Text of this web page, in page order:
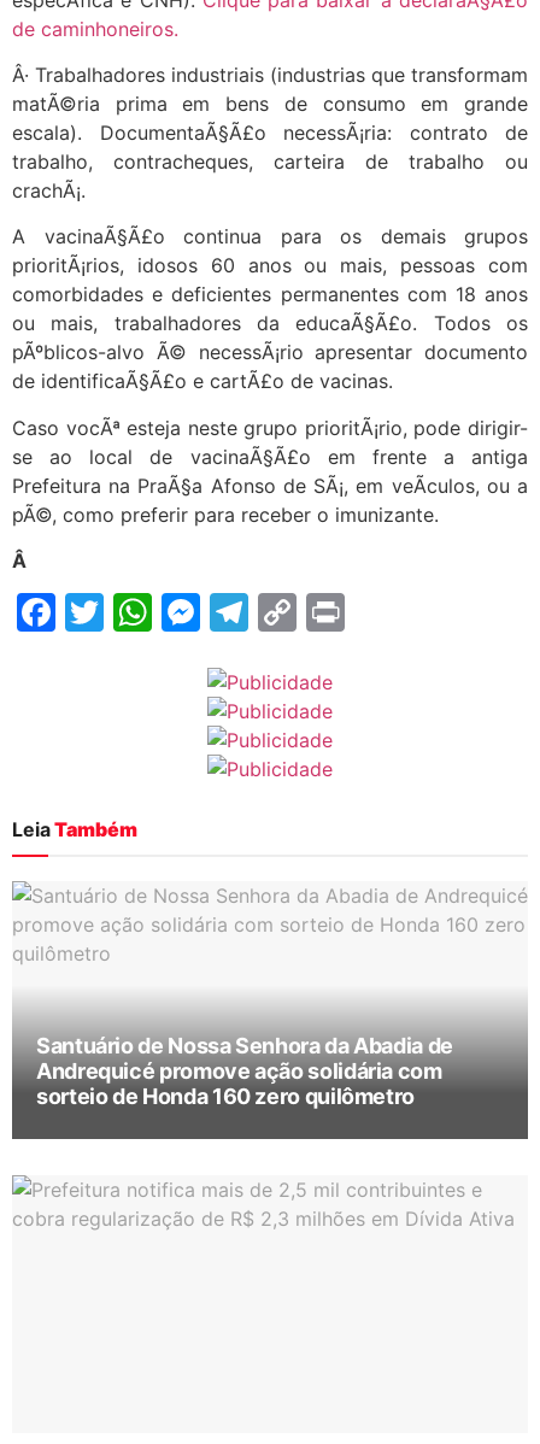
de caminhoneiros.
Â· Trabalhadores industriais (industrias que transformam
matÃ©ria prima em bens de consumo em grande
escala). DocumentaÃ§Ã£o necessÃ¡ria: contrato de
trabalho, contracheques, carteira de trabalho ou
crachÃ¡.
A vacinaÃ§Ã£o continua para os demais grupos
prioritÃ¡rios, idosos 60 anos ou mais, pessoas com
comorbidades e deficientes permanentes com 18 anos
ou mais, trabalhadores da educaÃ§Ã£o. Todos os
pÃºblicos-alvo Ã© necessÃ¡rio apresentar documento
de identificaÃ§Ã£o e cartÃ£o de vacinas.
Caso vocÃª esteja neste grupo prioritÃ¡rio, pode dirigir-
se ao local de vacinaÃ§Ã£o em frente a antiga
Prefeitura na PraÃ§a Afonso de SÃ¡, em veÃ­culos, ou a
pÃ©, como preferir para receber o imunizante.
Â
Facebook
Twitter
WhatsApp
Messenger
Telegram
Copy
LeiaTambém
Santuário de Nossa Senhora da Abadia de
Andrequicé promove ação solidária com
sorteio de Honda 160 zero quilômetro